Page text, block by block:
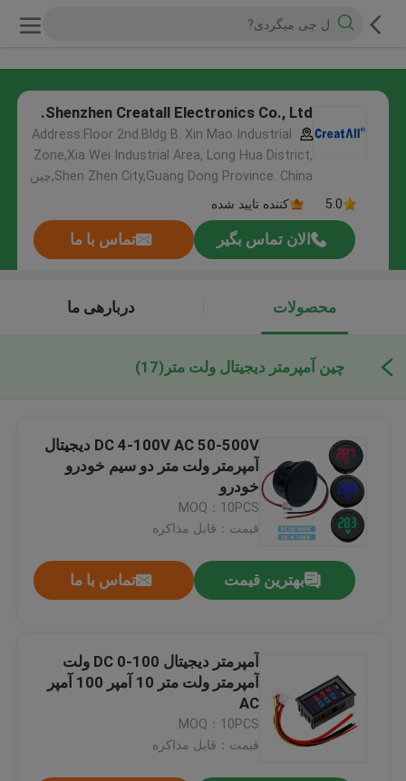
Shenzhen Creatall Electronics Co., Ltd.
Address:Floor 2nd.Bldg B. Xin Mao Industrial
Zone,Xia Wei Industrial Area, Long Hua District,
Shen Zhen City,Guang Dong Province. China,چین
5.0
کننده تایید شده
الان تماس بگیر تماس با ما
محصولات دربارهی ما
چین آمپرمتر دیجیتال ولت متر (17)
DC 4-100V AC 50-500V دیجیتال
آمپرمتر ولت متر دو سیم خودرو
خودرو
MOQ：10PCS
قیمت：قابل مذاکره
بهترین قیمت تماس با ما
آمپرمتر دیجیتال DC 0-100 ولت
آمپرمتر ولت متر 10 آمپر 100 آمپر
AC
MOQ：10PCS
قیمت：قابل مذاکره